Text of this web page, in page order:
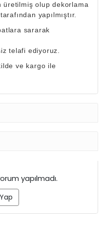
üretilmiş olup dekorlama
yapılmıştır.
sararak
telafi ediyoruz.
ve kargo ile
yapılmadı.